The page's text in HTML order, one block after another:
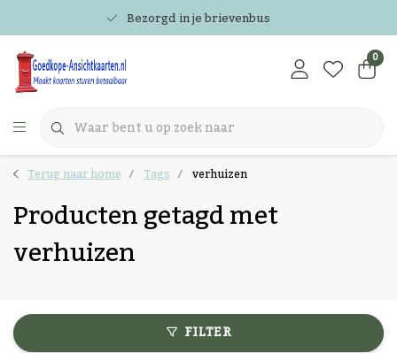
Bezorgd in je brievenbus
0
Terug naar home Tags verhuizen
Producten getagd met
verhuizen
FILTER